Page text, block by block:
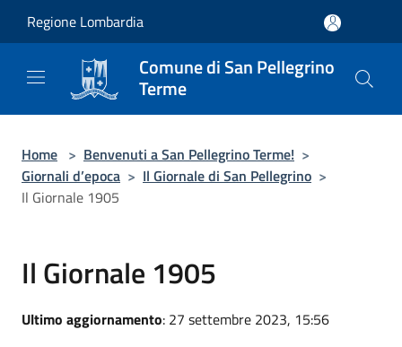
Regione Lombardia
Comune di San Pellegrino
Terme
Home > Benvenuti a San Pellegrino Terme! >
Giornali d’epoca > Il Giornale di San Pellegrino >
Il Giornale 1905
Il Giornale 1905
Ultimo aggiornamento: 27 settembre 2023, 15:56